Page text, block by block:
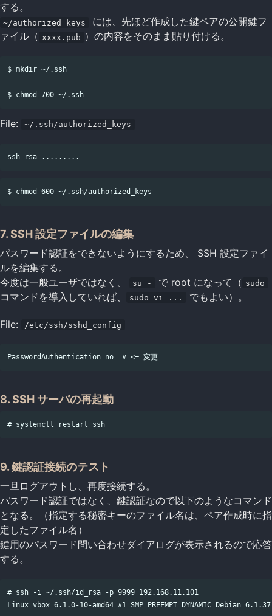
する。
~/authorized_keys
には、先ほど作成した鍵ペアの公開鍵フ
ァイル（ xxxx.pub ）の内容をそのまま貼り付ける。
$ mkdir ~/.ssh
File: ~/.ssh/authorized_keys
7. SSH 設定ファイルの編集
パスワード認証をできないようにするため、 SSH 設定ファイ
ルを編集する。
今度は一般ユーザではなく、
su - で root になって（ sudo
コマンドを導入していれば、 sudo vi ... でもよい）。
File: /etc/ssh/sshd_config
8. SSH サーバの再起動
9. 鍵認証接続のテスト
一旦ログアウトし、再度接続する。
パスワード認証ではなく、鍵認証なので以下のようなコマンド
となる。（指定する秘密キーのファイル名は、ペア作成時に指
定したファイル名）
鍵用のパスワード問い合わせダイアログが表示されるので応答
する。
# ssh -i ~/.ssh/id_rsa -p 9999 192.168.11.101
Linux vbox 6.1.0-10-amd64 #1 SMP PREEMPT_DYNAMIC Debian